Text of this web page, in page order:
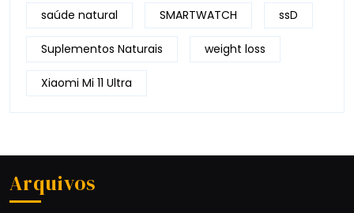
saúde natural SMARTWATCH ssD
Suplementos Naturais weight loss
Xiaomi Mi 11 Ultra
Arquivos